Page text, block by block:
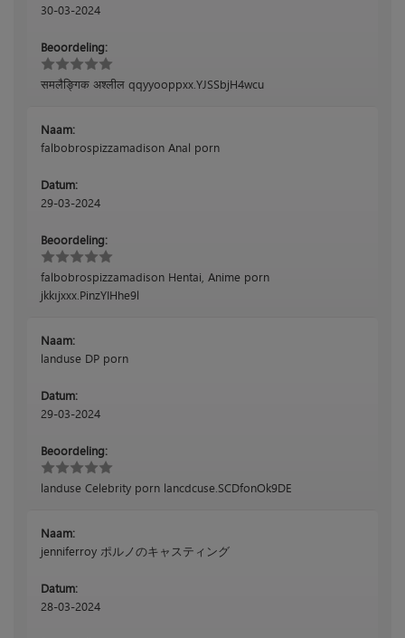
30-03-2024
Beoordeling:
समलैङ्गिक अश्लील qqyyooppxx.YJSSbjH4wcu
Naam:
falbobrospizzamadison Anal porn
Datum:
29-03-2024
Beoordeling:
falbobrospizzamadison Hentai, Anime porn
jkkıjxxx.PinzYIHhe9l
Naam:
landuse DP porn
Datum:
29-03-2024
Beoordeling:
landuse Celebrity porn lancdcuse.SCDfonOk9DE
Naam:
jenniferroy ポルノのキャスティング
Datum:
28-03-2024